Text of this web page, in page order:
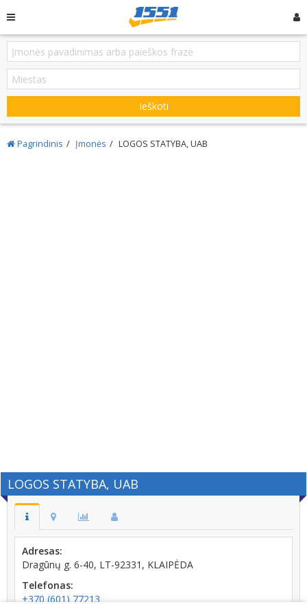
Ieškoti
Pagrindinis Įmonės LOGOS STATYBA, UAB
LOGOS STATYBA, UAB
Adresas:
Dragūnų g. 6-40, LT-92331, KLAIPĖDA
Telefonas:
+370 (601) 77213